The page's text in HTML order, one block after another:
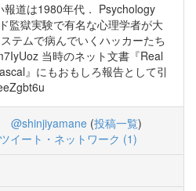
報道は1980年代． Psychology
監獄実験で有名な心理学者が大
テムで病んでいくハッカーたち
当時のネット文書『Real
』にもおもしろ報告として引
@shinjiyamane (投稿一覧)
イート・ネットワーク (1)